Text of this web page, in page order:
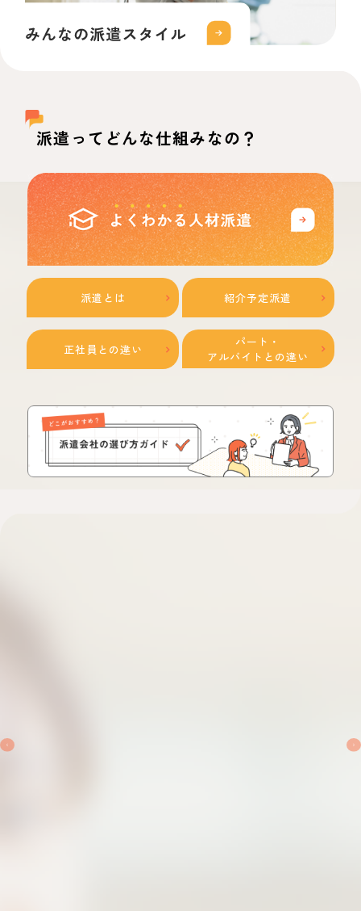
派遣ってどんな仕組みなの？
派遣とは 紹介予定派遣
正社員との違い
パート・
アルバイトとの違い